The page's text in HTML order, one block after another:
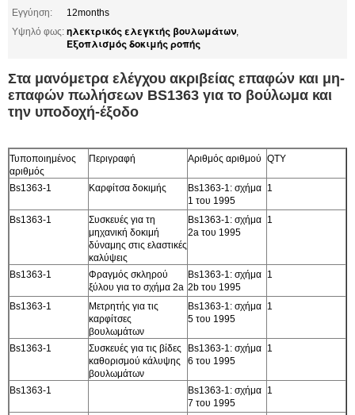
Εγγύηση:
12months
Υψηλό φως: ηλεκτρικός ελεγκτής βουλωμάτων,
Εξοπλισμός δοκιμής ροπής
Στα μανόμετρα ελέγχου ακριβείας επαφών και μη-
επαφών πωλήσεων BS1363 για το βούλωμα και
την υποδοχή-έξοδο
Τυποποιημένος
αριθμός
Περιγραφή Αριθμός αριθμού QTY
Bs1363-1 Καρφίτσα δοκιμής
Bs1363-1: σχήμα
1 του 1995
1
Bs1363-1
Συσκευές για τη
μηχανική δοκιμή
δύναμης στις ελαστικές
καλύψεις
Bs1363-1: σχήμα
2a του 1995
1
Bs1363-1
Φραγμός σκληρού
ξύλου για το σχήμα 2a
Bs1363-1: σχήμα
2b του 1995
1
Bs1363-1
Μετρητής για τις
καρφίτσες
βουλωμάτων
Bs1363-1: σχήμα
5 του 1995
1
Bs1363-1
Συσκευές για τις βίδες
καθορισμού κάλυψης
βουλωμάτων
Bs1363-1: σχήμα
6 του 1995
1
Bs1363-1
Bs1363-1: σχήμα
7 του 1995
1